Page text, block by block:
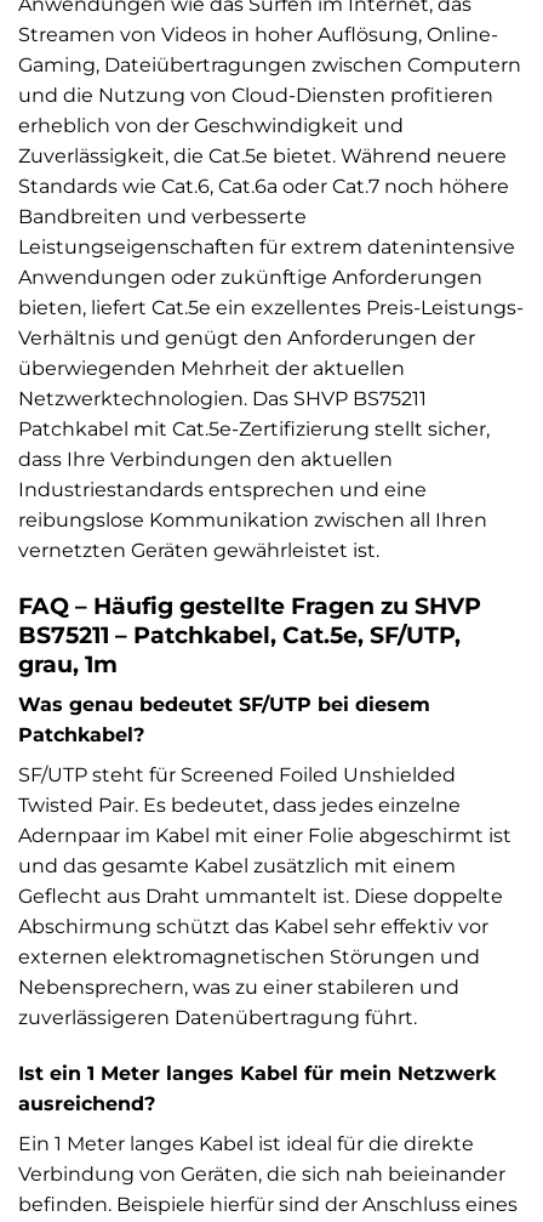
Streamen von Videos in hoher Auflösung, Online-
Gaming, Dateiübertragungen zwischen Computern
und die Nutzung von Cloud-Diensten profitieren
erheblich von der Geschwindigkeit und
Zuverlässigkeit, die Cat.5e bietet. Während neuere
Standards wie Cat.6, Cat.6a oder Cat.7 noch höhere
Bandbreiten und verbesserte
Leistungseigenschaften für extrem datenintensive
Anwendungen oder zukünftige Anforderungen
bieten, liefert Cat.5e ein exzellentes Preis-Leistungs-
Verhältnis und genügt den Anforderungen der
überwiegenden Mehrheit der aktuellen
Netzwerktechnologien. Das SHVP BS75211
Patchkabel mit Cat.5e-Zertifizierung stellt sicher,
dass Ihre Verbindungen den aktuellen
Industriestandards entsprechen und eine
reibungslose Kommunikation zwischen all Ihren
vernetzten Geräten gewährleistet ist.
FAQ – Häufig gestellte Fragen zu SHVP
BS75211 – Patchkabel, Cat.5e, SF/UTP,
grau, 1m
Was genau bedeutet SF/UTP bei diesem
Patchkabel?
SF/UTP steht für Screened Foiled Unshielded
Twisted Pair. Es bedeutet, dass jedes einzelne
Adernpaar im Kabel mit einer Folie abgeschirmt ist
und das gesamte Kabel zusätzlich mit einem
Geflecht aus Draht ummantelt ist. Diese doppelte
Abschirmung schützt das Kabel sehr effektiv vor
externen elektromagnetischen Störungen und
Nebensprechern, was zu einer stabileren und
zuverlässigeren Datenübertragung führt.
Ist ein 1 Meter langes Kabel für mein Netzwerk
ausreichend?
Ein 1 Meter langes Kabel ist ideal für die direkte
Verbindung von Geräten, die sich nah beieinander
befinden. Beispiele hierfür sind der Anschluss eines